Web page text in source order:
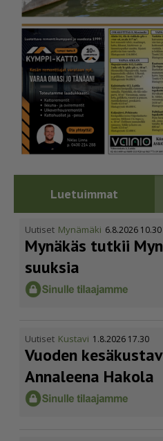
Luetuimmat
Uutiset Mynämäki 6.8.2026 10.30
Mynäkäs tutkii
suuksia
Uutiset Kustavi 1.8.2026 17.30
Vuoden
Annaleena Hakola